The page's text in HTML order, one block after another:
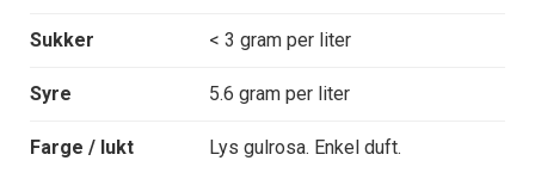
Sukker < 3 gram per liter
Syre 5.6 gram per liter
Farge / lukt Lys gulrosa. Enkel duft.